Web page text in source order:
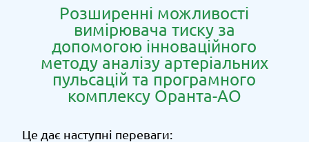
Розширенні можливості
вимірювача тиску за
допомогою інноваційного
методу аналізу артеріальних
пульсацій та програмного
комплексу Оранта-АО
Це дає наступні переваги: